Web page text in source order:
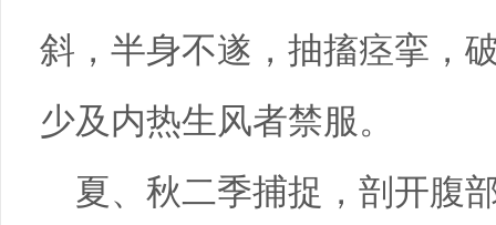
斜，半身不遂，抽搐痉挛，
少及内热生风者禁服。
夏、秋二季捕捉，剖开腹